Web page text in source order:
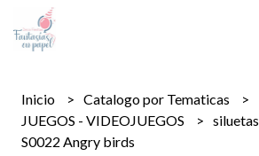
Inicio
Catalogo por Tematicas
JUEGOS - VIDEOJUEGOS
siluetas
S0022 Angry birds